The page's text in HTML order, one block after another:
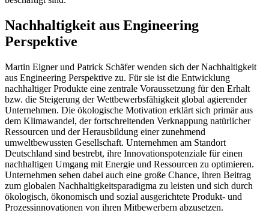
Nachhaltigkeit aus Engineering
Perspektive
Martin Eigner und Patrick Schäfer wenden sich der Nachhaltigkeit
aus Engineering Perspektive zu. Für sie ist die Entwicklung
nachhaltiger Produkte eine zentrale Voraussetzung für den Erhalt
bzw. die Steigerung der Wettbewerbsfähigkeit global agierender
Unternehmen. Die ökologische Motivation erklärt sich primär aus
dem Klimawandel, der fortschreitenden Verknappung natürlicher
Ressourcen und der Herausbildung einer zunehmend
umweltbewussten Gesellschaft. Unternehmen am Standort
Deutschland sind bestrebt, ihre Innovationspotenziale für einen
nachhaltigen Umgang mit Energie und Ressourcen zu optimieren.
Unternehmen sehen dabei auch eine große Chance, ihren Beitrag
zum globalen Nachhaltigkeitsparadigma zu leisten und sich durch
ökologisch, ökonomisch und sozial ausgerichtete Produkt- und
Prozessinnovationen von ihren Mitbewerbern abzusetzen.